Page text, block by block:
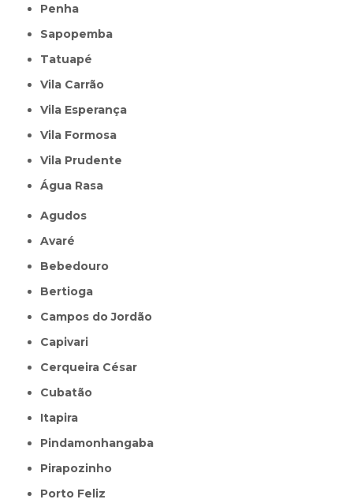
Penha
Sapopemba
Tatuapé
Vila Carrão
Vila Esperança
Vila Formosa
Vila Prudente
Água Rasa
Agudos
Avaré
Bebedouro
Bertioga
Campos do Jordão
Capivari
Cerqueira César
Cubatão
Itapira
Pindamonhangaba
Pirapozinho
Porto Feliz